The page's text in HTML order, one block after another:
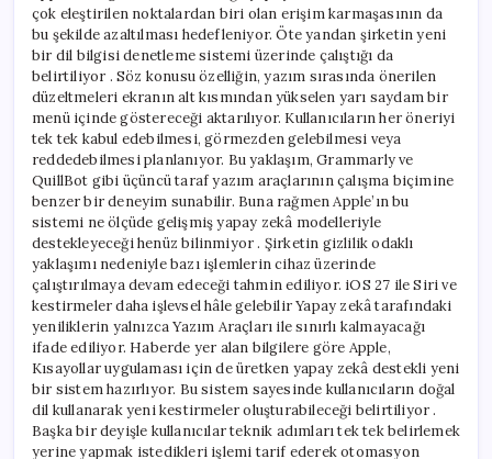
çok eleştirilen noktalardan biri olan erişim karmaşasının da
bu şekilde azaltılması hedefleniyor. Öte yandan şirketin yeni
bir dil bilgisi denetleme sistemi üzerinde çalıştığı da
belirtiliyor . Söz konusu özelliğin, yazım sırasında önerilen
düzeltmeleri ekranın alt kısmından yükselen yarı saydam bir
menü içinde göstereceği aktarılıyor. Kullanıcıların her öneriyi
tek tek kabul edebilmesi, görmezden gelebilmesi veya
reddedebilmesi planlanıyor. Bu yaklaşım, Grammarly ve
QuillBot gibi üçüncü taraf yazım araçlarının çalışma biçimine
benzer bir deneyim sunabilir. Buna rağmen Apple’ın bu
sistemi ne ölçüde gelişmiş yapay zekâ modelleriyle
destekleyeceği henüz bilinmiyor . Şirketin gizlilik odaklı
yaklaşımı nedeniyle bazı işlemlerin cihaz üzerinde
çalıştırılmaya devam edeceği tahmin ediliyor. iOS 27 ile Siri ve
kestirmeler daha işlevsel hâle gelebilir Yapay zekâ tarafındaki
yeniliklerin yalnızca Yazım Araçları ile sınırlı kalmayacağı
ifade ediliyor. Haberde yer alan bilgilere göre Apple,
Kısayollar uygulaması için de üretken yapay zekâ destekli yeni
bir sistem hazırlıyor. Bu sistem sayesinde kullanıcıların doğal
dil kullanarak yeni kestirmeler oluşturabileceği belirtiliyor .
Başka bir deyişle kullanıcılar teknik adımları tek tek belirlemek
yerine yapmak istedikleri işlemi tarif ederek otomasyon